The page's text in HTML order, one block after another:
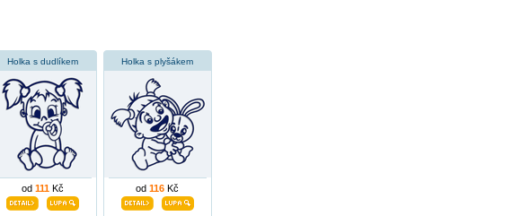
Holka s dudlíkem
od 111Kč
Holka s plyšákem
od 116 Kč